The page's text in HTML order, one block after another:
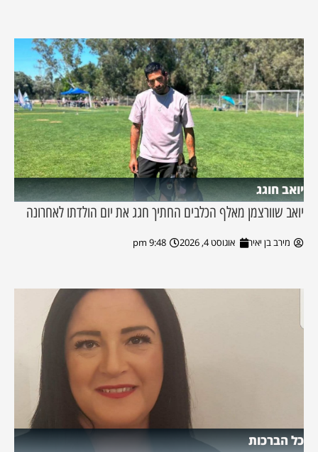
יואב חוגג
יואב שוורצמן מאלף הכלבים החתיך חגג את יום הולדתו לאחרונה
מירב בן יאיר אוגוסט 4, 2026 9:48 pm
כל הברכות